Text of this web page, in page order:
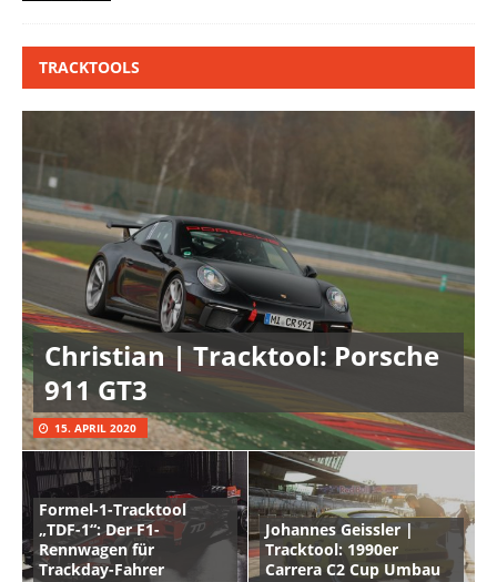
TRACKTOOLS
Christian | Tracktool: Porsche
911 GT3
15. APRIL 2020
Formel-1-Tracktool
„TDF-1“: Der F1-
Rennwagen für
Trackday-Fahrer
Johannes Geissler |
Tracktool: 1990er
Carrera C2 Cup Umbau